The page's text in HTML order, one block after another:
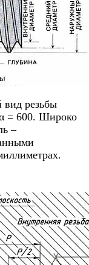
вид резьбы
= 600. Широко
–